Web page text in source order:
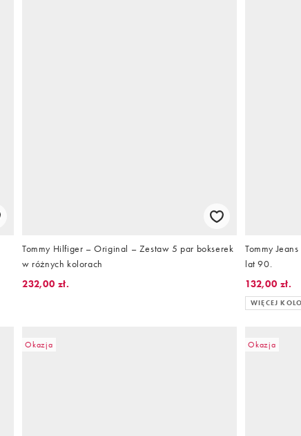
Tommy Hilfiger – Original – Zestaw 5 par bokserek
w różnych kolorach
232,00 zł.
Tommy
lat 90.
132,00 zł.
WIĘCEJ
Okazja Okazja